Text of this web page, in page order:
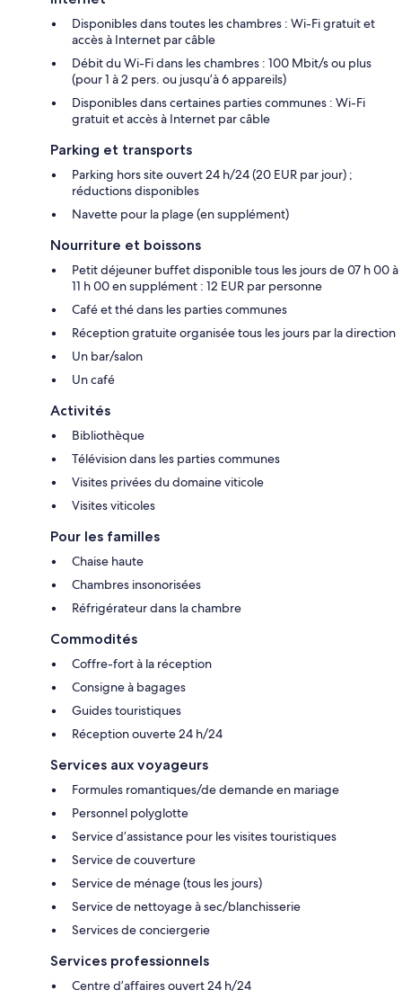
Disponibles dans toutes les chambres : Wi-Fi gratuit et
accès à Internet par câble
Débit du Wi-Fi dans les chambres : 100 Mbit/s ou plus
(pour 1 à 2 pers. ou jusqu’à 6 appareils)
Disponibles dans certaines parties communes : Wi-Fi
gratuit et accès à Internet par câble
Parking et transports
Parking hors site ouvert 24 h/24 (20 EUR par jour) ;
réductions disponibles
Navette pour la plage (en supplément)
Nourriture et boissons
Petit déjeuner buffet disponible tous les jours de 07 h 00 à
11 h 00 en supplément : 12 EUR par personne
Café et thé dans les parties communes
Réception gratuite organisée tous les jours par la direction
Un bar/salon
Un café
Activités
Bibliothèque
Télévision dans les parties communes
Visites privées du domaine viticole
Visites viticoles
Pour les familles
Chaise haute
Chambres insonorisées
Réfrigérateur dans la chambre
Commodités
Coffre-fort à la réception
Consigne à bagages
Guides touristiques
Réception ouverte 24 h/24
Services aux voyageurs
Formules romantiques/de demande en mariage
Personnel polyglotte
Service d’assistance pour les visites touristiques
Service de couverture
Service de ménage (tous les jours)
Service de nettoyage à sec/blanchisserie
Services de conciergerie
Services professionnels
Centre d’affaires ouvert 24 h/24